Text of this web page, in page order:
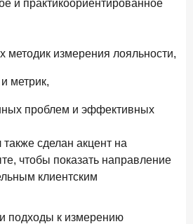
ИССЛЕДОВАНИЕ
мая 2026 года в цифрах
private-клиентов
RG
основных событий
и практикоориентированное
методик измерения лояльности,
метрик,
проблем и эффективных
сделан акцент на
чтобы показать направление
клиентским
подходы к измерению